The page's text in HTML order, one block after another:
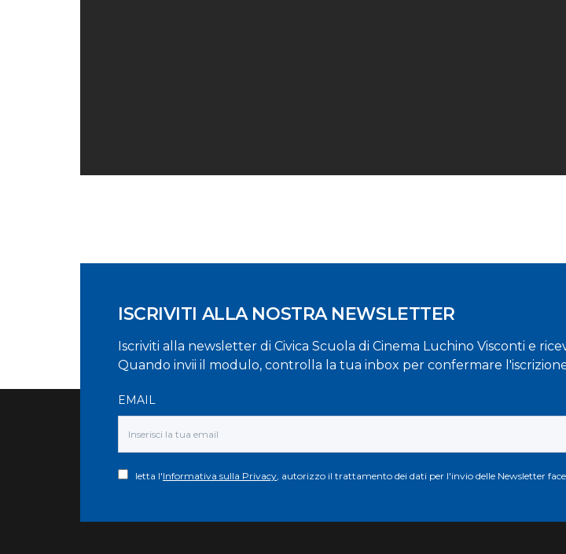
ISCRIVITI ALLA NOSTRA NEWSLETTER
Iscriviti alla newsletter di Civica Scuola di Cinema Luchino Visconti e
Quando invii il modulo, controlla la tua inbox per confermare
EMAIL
letta l'Informativa sulla Privacy , autorizzo il trattamento dei dati per l'invio delle Newsletter